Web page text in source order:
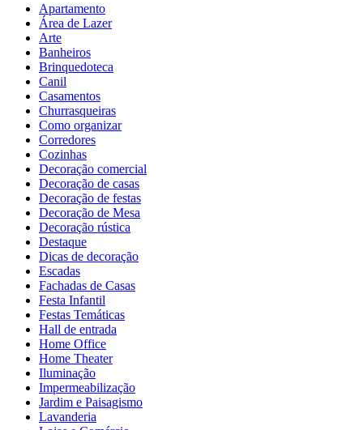
Apartamento
Área de Lazer
Arte
Banheiros
Brinquedoteca
Canil
Casamentos
Churrasqueiras
Como organizar
Corredores
Cozinhas
Decoração comercial
Decoração de casas
Decoração de festas
Decoração de Mesa
Decoração rústica
Destaque
Dicas de decoração
Escadas
Fachadas de Casas
Festa Infantil
Festas Temáticas
Hall de entrada
Home Office
Home Theater
Iluminação
Impermeabilização
Jardim e Paisagismo
Lavanderia